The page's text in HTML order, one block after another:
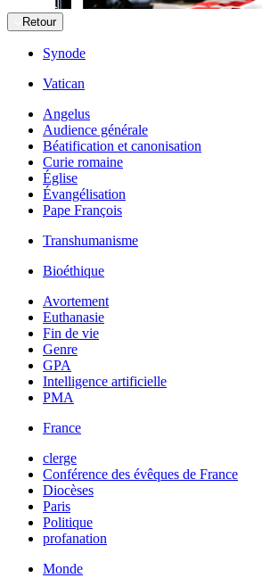
Retour
Synode
Vatican
Angelus
Audience générale
Béatification et canonisation
Curie romaine
Église
Évangélisation
Pape François
Transhumanisme
Bioéthique
Avortement
Euthanasie
Fin de vie
Genre
GPA
Intelligence artificielle
PMA
France
clerge
Conférence des évêques de France
Diocèses
Paris
Politique
profanation
Monde